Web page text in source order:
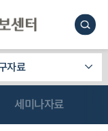
자료
세미나자료